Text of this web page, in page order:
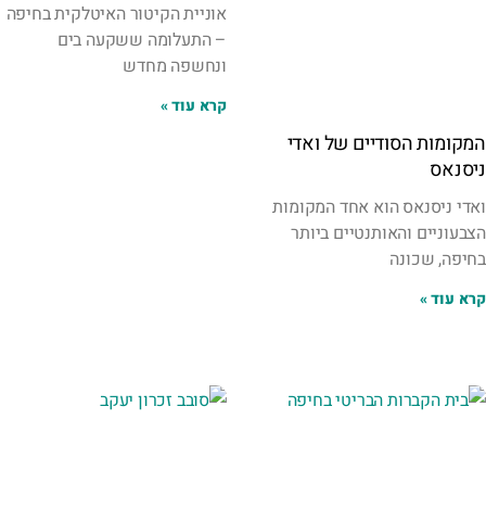
המקומות הסודיים של ואדי
ניסנאס
ואדי ניסנאס הוא אחד המקומות
הצבעוניים והאותנטיים ביותר
בחיפה, שכונה
קרא עוד »
אוניית הקיטור האיטלקית בחיפה
– התעלומה ששקעה בים
ונחשפה מחדש
קרא עוד »